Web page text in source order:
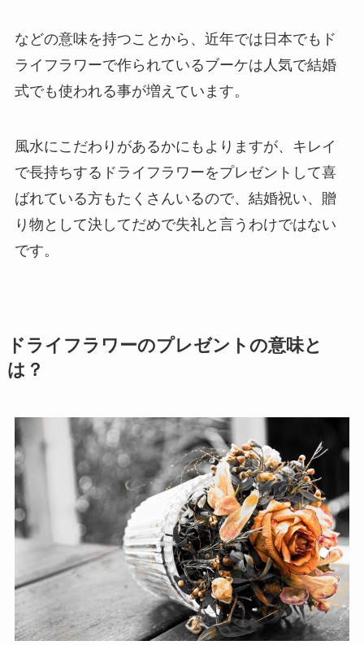
などの意味を持つことから、近年では日本でもド
ライフラワーで作られているブーケは人気で結婚
式でも使われる事が増えています。
風水にこだわりがあるかにもよりますが、キレイ
で長持ちするドライフラワーをプレゼントして喜
ばれている方もたくさんいるので、結婚祝い、贈
り物として決してだめで失礼と言うわけではない
です。
ドライフラワーのプレゼントの意味と
は？